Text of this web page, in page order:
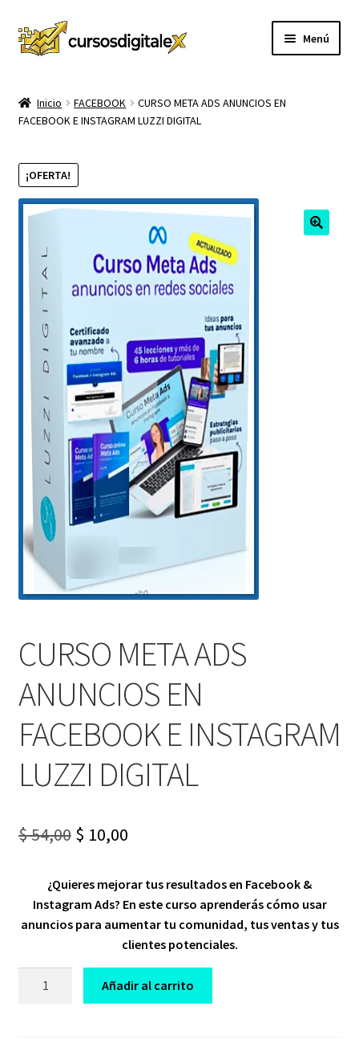
Ir
a
Ir
al
Menú
TIENDA
CURSOS
hijo
MEMBRESIA
MI CUENTA
CARRITO
CONTACTO
Inicio FACEBOOK
CURSO META ADS ANUNCIOS EN
FACEBOOK E INSTAGRAM LUZZI DIGITAL
¡OFERTA!
CURSO META ADS
ANUNCIOS EN
FACEBOOK E INSTAGRAM
LUZZI DIGITAL
$54,00 Original
was:
$ 54,00.
$ 10,00Current
is:
$ 10,00.
¿Quieres mejorar tus resultados en Facebook &
Instagram Ads? En este curso aprenderás cómo usar
anuncios para aumentar tu comunidad, tus ventas y tus
clientes potenciales.
Añadir al carrito